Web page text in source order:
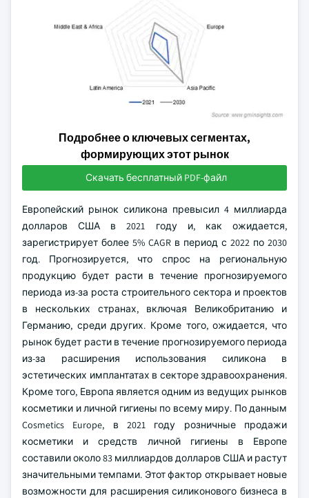
Подробнее о ключевых сегментах,
формирующих этот рынок
Скачать бесплатный PDF-файл
Европейский рынок силикона превысил 4 миллиарда
долларов США в 2021 году и, как ожидается,
зарегистрирует более 5% CAGR в период с 2022 по 2030
год. Прогнозируется, что спрос на региональную
продукцию будет расти в течение прогнозируемого
периода из-за роста строительного сектора и проектов
в нескольких странах, включая Великобританию и
Германию, среди других. Кроме того, ожидается, что
рынок будет расти в течение прогнозируемого периода
из-за расширения использования силикона в
эстетических имплантатах в секторе здравоохранения.
Кроме того, Европа является одним из ведущих рынков
косметики и личной гигиены по всему миру. По данным
Cosmetics Europe, в 2021 году розничные продажи
косметики и средств личной гигиены в Европе
составили около 83 миллиардов долларов США и растут
значительными темпами. Этот фактор открывает новые
возможности для расширения силиконового бизнеса в